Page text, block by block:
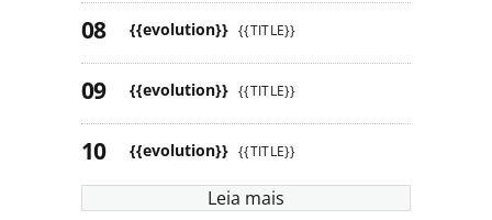
{{evolution}} {{TITLE}}
{{evolution}} {{TITLE}}
{{evolution}} {{TITLE}}
Leia mais